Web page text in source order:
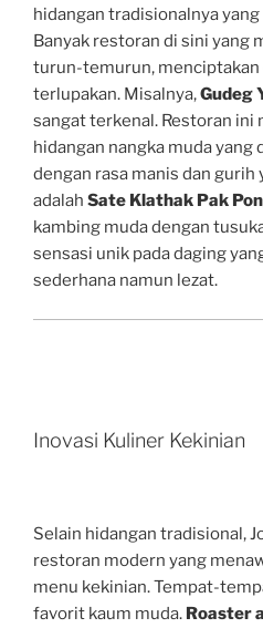
hidangan tradisionalnya yang
Banyak restoran di sini yang
turun-temurun,
terlupakan. Misalnya,Gudeg
sangat terkenal. Restoran ini
hidangan nangka muda yang
dengan rasa manis dan gurih
adalah Sate Klathak Pak
kambing muda dengan
sensasi unik pada daging
sederhana namun lezat.
Inovasi Kuliner Kekinian
Selain hidangan tradisional,
restoran modern yang
menu kekinian. Tempat-
favorit kaum muda. Roaster